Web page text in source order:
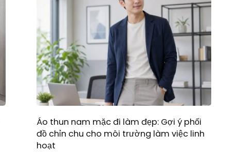
Áo thun nam mặc đi làm đẹp: Gợi ý phối
đồ chỉn chu cho môi trường làm việc linh
hoạt